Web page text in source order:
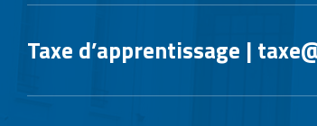
Taxe d’apprentissage |